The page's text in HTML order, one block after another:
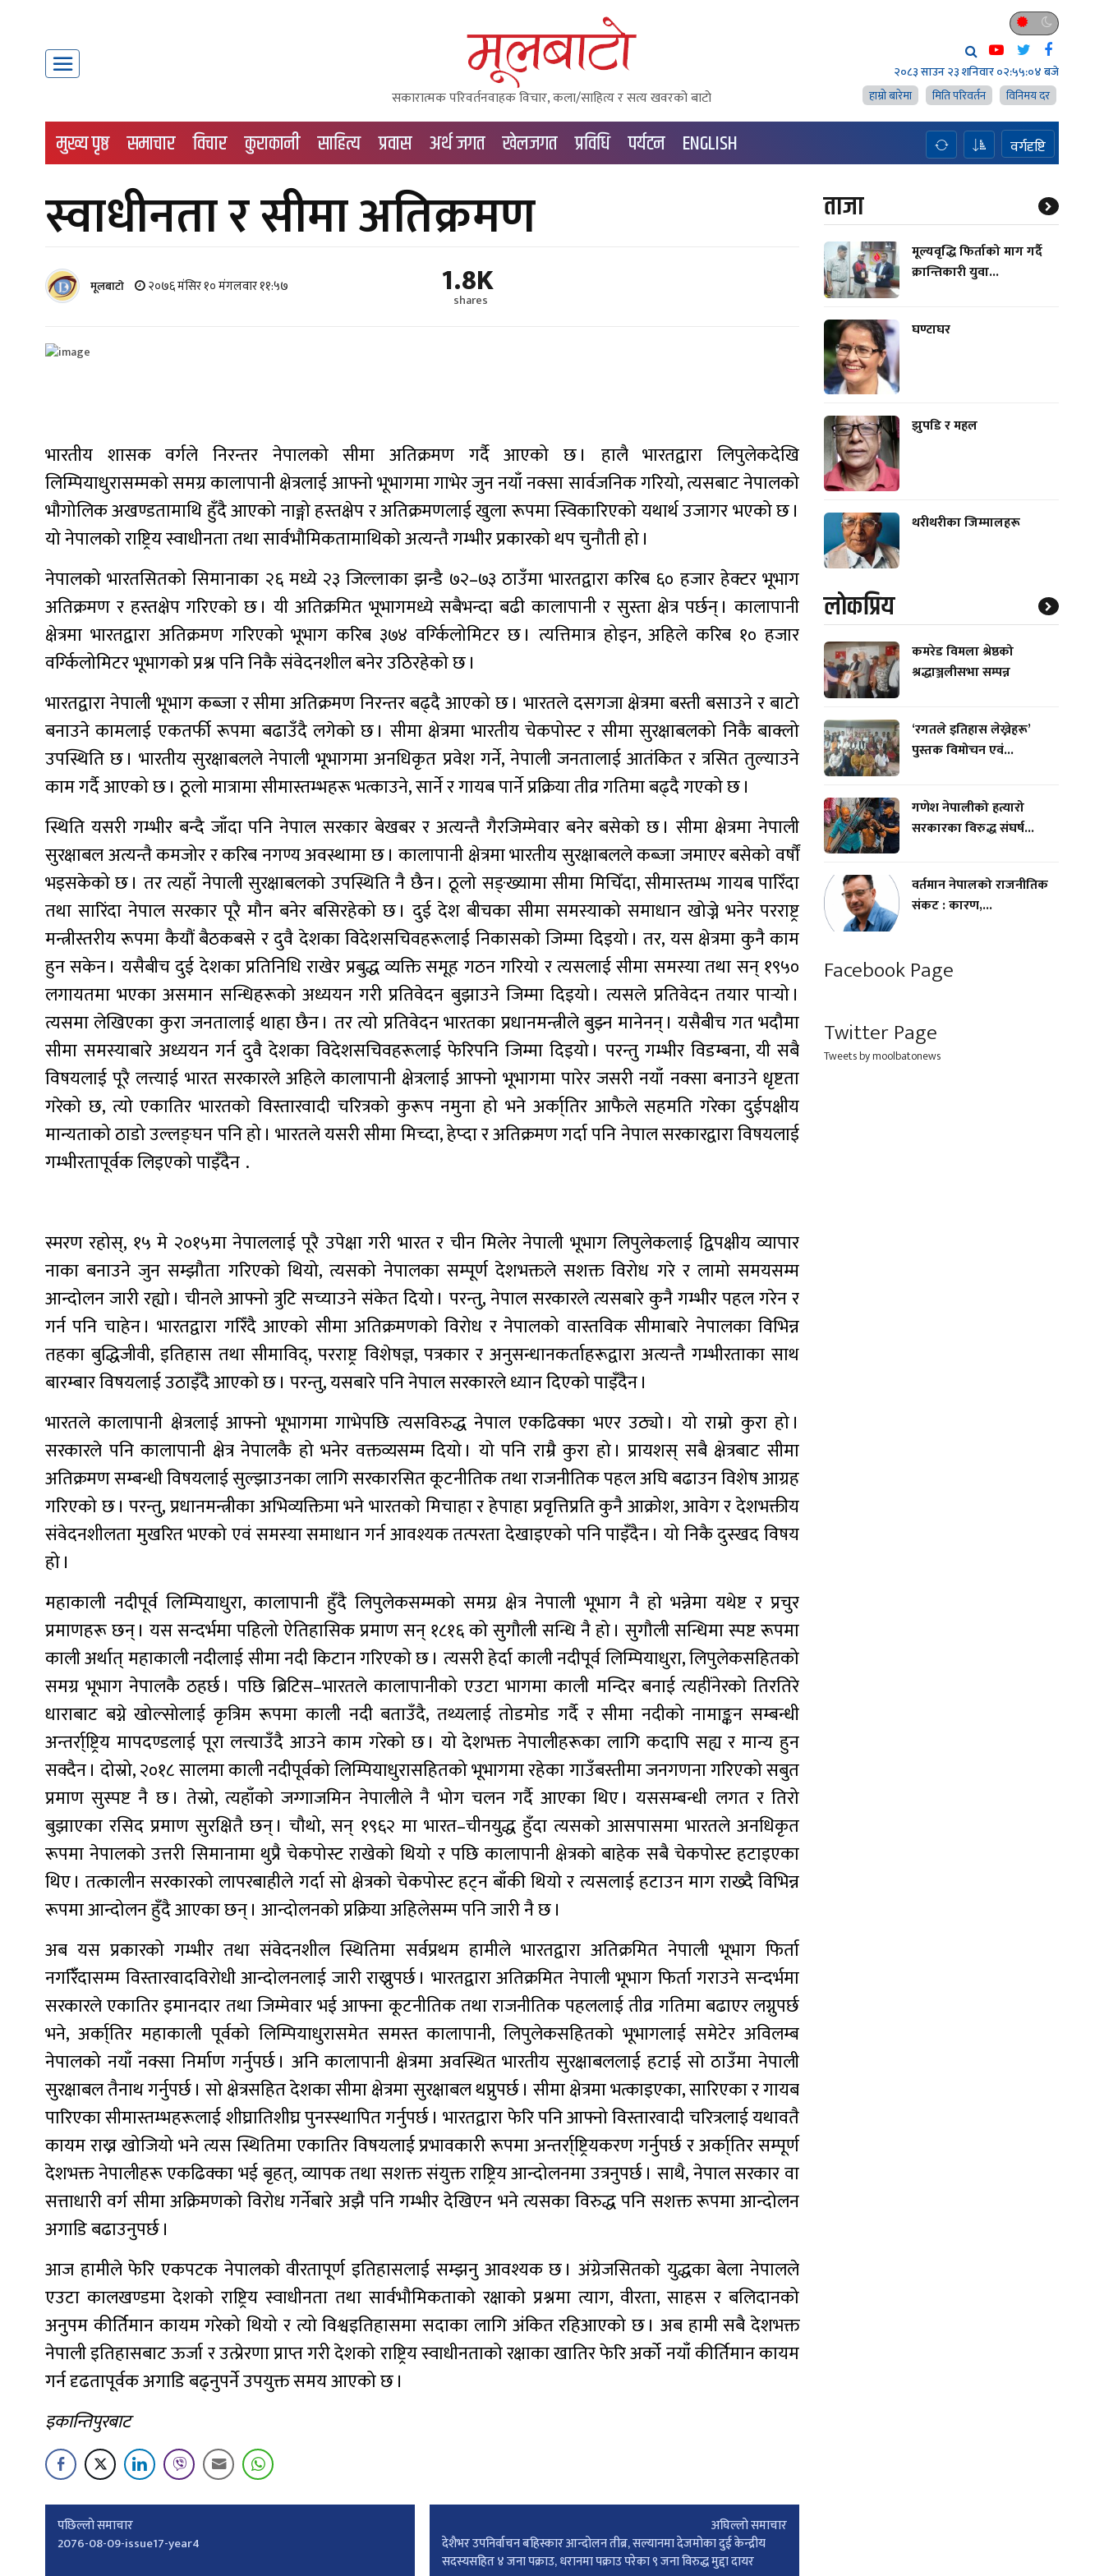
सकारात्मक परिवर्तनवाहक विचार, कला/साहित्य र सत्य खवरको बाटाे
२०८३ साउन २३ शनिवार०२:५५:०५ बजे
हाम्राे बारेमा
मिति परिवर्तन विनिमय दर
मुख्य पृष्ठ समाचार विचार कुराकानी साहित्य प्रवास अर्थ जगत खेलजगत प्रविधि पर्यटन ENGLISH वर्गदृष्टि
स्वाधीनता र सीमा अतिक्रमण
मूलबाटाे २०७६ मंसिर १० मंगलवार ११:५७ 1.8K
shares
भारतीय शासक वर्गले निरन्तर नेपालको सीमा अतिक्रमण गर्दै आएको छ । हालै भारतद्वारा लिपुलेकदेखि
लिम्पियाधुरासम्मको समग्र कालापानी क्षेत्रलाई आफ्नो भूभागमा गाभेर जुन नयाँ नक्सा सार्वजनिक गरियो, त्यसबाट नेपालको
भौगोलिक अखण्डतामाथि हुँदै आएको नाङ्गो हस्तक्षेप र अतिक्रमणलाई खुला रूपमा स्विकारिएको यथार्थ उजागर भएको छ ।
यो नेपालको राष्ट्रिय स्वाधीनता तथा सार्वभौमिकतामाथिको अत्यन्तै गम्भीर प्रकारको थप चुनौती हो ।
नेपालको भारतसितको सिमानाका २६ मध्ये २३ जिल्लाका झन्डै ७२–७३ ठाउँमा भारतद्वारा करिब ६० हजार हेक्टर भूभाग
अतिक्रमण र हस्तक्षेप गरिएको छ । यी अतिक्रमित भूभागमध्ये सबैभन्दा बढी कालापानी र सुस्ता क्षेत्र पर्छन् । कालापानी
क्षेत्रमा भारतद्वारा अतिक्रमण गरिएको भूभाग करिब ३७४ वर्ग्किलोमिटर छ । त्यत्तिमात्र होइन, अहिले करिब १० हजार
वर्ग्किलोमिटर भूभागको प्रश्न पनि निकै संवेदनशील बनेर उठिरहेको छ ।
भारतद्वारा नेपाली भूभाग कब्जा र सीमा अतिक्रमण निरन्तर बढ्दै आएको छ । भारतले दसगजा क्षेत्रमा बस्ती बसाउने र बाटो
बनाउने कामलाई एकतर्फी रूपमा बढाउँदै लगेको छ । सीमा क्षेत्रमा भारतीय चेकपोस्ट र सीमा सुरक्षाबलको निकै बाक्लो
उपस्थिति छ । भारतीय सुरक्षाबलले नेपाली भूभागमा अनधिकृत प्रवेश गर्ने, नेपाली जनतालाई आतंकित र त्रसित तुल्याउने
काम गर्दै आएको छ । ठूलो मात्रामा सीमास्तम्भहरू भत्काउने, सार्ने र गायब पार्ने प्रक्रिया तीव्र गतिमा बढ्दै गएको छ ।
स्थिति यसरी गम्भीर बन्दै जाँदा पनि नेपाल सरकार बेखबर र अत्यन्तै गैरजिम्मेवार बनेर बसेको छ । सीमा क्षेत्रमा नेपाली
सुरक्षाबल अत्यन्तै कमजोर र करिब नगण्य अवस्थामा छ । कालापानी क्षेत्रमा भारतीय सुरक्षाबलले कब्जा जमाएर बसेको वर्षौं
भइसकेको छ । तर त्यहाँ नेपाली सुरक्षाबलको उपस्थिति नै छैन । ठूलो सङ्ख्यामा सीमा मिचिँदा, सीमास्तम्भ गायब पारिँदा
तथा सारिंदा नेपाल सरकार पूरै मौन बनेर बसिरहेको छ । दुई देश बीचका सीमा समस्याको समाधान खोज्ने भनेर परराष्ट्र
मन्त्रीस्तरीय रूपमा कैयौं बैठकबसे र दुवै देशका विदेशसचिवहरूलाई निकासको जिम्मा दिइयो । तर, यस क्षेत्रमा कुनै काम
हुन सकेन । यसैबीच दुई देशका प्रतिनिधि राखेर प्रबुद्ध व्यक्ति समूह गठन गरियो र त्यसलाई सीमा समस्या तथा सन् १९५०
लगायतमा भएका असमान सन्धिहरूको अध्ययन गरी प्रतिवेदन बुझाउने जिम्मा दिइयो । त्यसले प्रतिवेदन तयार पार्‍यो ।
त्यसमा लेखिएका कुरा जनतालाई थाहा छैन । तर त्यो प्रतिवेदन भारतका प्रधानमन्त्रीले बुझ्न मानेनन् । यसैबीच गत भदौमा
सीमा समस्याबारे अध्ययन गर्न दुवै देशका विदेशसचिवहरूलाई फेरिपनि जिम्मा दिइयो । परन्तु गम्भीर विडम्बना, यी सबै
विषयलाई पूरै लत्त्याई भारत सरकारले अहिले कालापानी क्षेत्रलाई आफ्नो भूभागमा पारेर जसरी नयाँ नक्सा बनाउने धृष्टता
गरेको छ, त्यो एकातिर भारतको विस्तारवादी चरित्रको कुरूप नमुना हो भने अर्का्तिर आफैले सहमति गरेका दुईपक्षीय
मान्यताको ठाडो उल्लङ्घन पनि हो । भारतले यसरी सीमा मिच्दा, हेप्दा र अतिक्रमण गर्दा पनि नेपाल सरकारद्वारा विषयलाई
गम्भीरतापूर्वक लिइएको पाइँदैन .
स्मरण रहोस्, १५ मे २०१५मा नेपाललाई पूरै उपेक्षा गरी भारत र चीन मिलेर नेपाली भूभाग लिपुलेकलाई द्विपक्षीय व्यापार
नाका बनाउने जुन सम्झौता गरिएको थियो, त्यसको नेपालका सम्पूर्ण देशभक्तले सशक्त विरोध गरे र लामो समयसम्म
आन्दोलन जारी रह्यो । चीनले आफ्नो त्रुटि सच्याउने संकेत दियो । परन्तु, नेपाल सरकारले त्यसबारे कुनै गम्भीर पहल गरेन र
गर्न पनि चाहेन । भारतद्वारा गरिँंदै आएको सीमा अतिक्रमणको विरोध र नेपालको वास्तविक सीमाबारे नेपालका विभिन्न
तहका बुद्धिजीवी, इतिहास तथा सीमाविद्, परराष्ट्र विशेषज्ञ, पत्रकार र अनुसन्धानकर्ताहरूद्वारा अत्यन्तै गम्भीरताका साथ
बारम्बार विषयलाई उठाइँदै आएको छ । परन्तु, यसबारे पनि नेपाल सरकारले ध्यान दिएको पाइँदैन ।
भारतले कालापानी क्षेत्रलाई आफ्नो भूभागमा गाभेपछि त्यसविरुद्ध नेपाल एकढिक्का भएर उठ्यो । यो राम्रो कुरा हो ।
सरकारले पनि कालापानी क्षेत्र नेपालकै हो भनेर वक्तव्यसम्म दियो । यो पनि राम्रै कुरा हो । प्रायशस् सबै क्षेत्रबाट सीमा
अतिक्रमण सम्बन्धी विषयलाई सुल्झाउनका लागि सरकारसित कूटनीतिक तथा राजनीतिक पहल अघि बढाउन विशेष आग्रह
गरिएको छ । परन्तु, प्रधानमन्त्रीका अभिव्यक्तिमा भने भारतको मिचाहा र हेपाहा प्रवृत्तिप्रति कुनै आक्रोश, आवेग र देशभक्तीय
संवेदनशीलता मुखरित भएको एवं समस्या समाधान गर्न आवश्यक तत्परता देखाइएको पनि पाइँदैन । यो निकै दुस्खद विषय
हो ।
महाकाली नदीपूर्व लिम्पियाधुरा, कालापानी हुँदै लिपुलेकसम्मको समग्र क्षेत्र नेपाली भूभाग नै हो भन्नेमा यथेष्ट र प्रचुर
प्रमाणहरू छन् । यस सन्दर्भमा पहिलो ऐतिहासिक प्रमाण सन् १८१६ को सुगौली सन्धि नै हो । सुगौली सन्धिमा स्पष्ट रूपमा
काली अर्थात् महाकाली नदीलाई सीमा नदी किटान गरिएको छ । त्यसरी हेर्दा काली नदीपूर्व लिम्पियाधुरा, लिपुलेकसहितको
समग्र भूभाग नेपालकै ठहर्छ । पछि ब्रिटिस–भारतले कालापानीको एउटा भागमा काली मन्दिर बनाई त्यहींनेरको तिरतिरे
धाराबाट बग्ने खोल्सोलाई कृत्रिम रूपमा काली नदी बताउँदै, तथ्यलाई तोडमोड गर्दै र सीमा नदीको नामाङ्कन सम्बन्धी
अन्तर्रा्ष्ट्रिय मापदण्डलाई पूरा लत्त्याउँदै आउने काम गरेको छ । यो देशभक्त नेपालीहरूका लागि कदापि सह्य र मान्य हुन
सक्दैन । दोस्रो, २०१८ सालमा काली नदीपूर्वको लिम्पियाधुरासहितको भूभागमा रहेका गाउँबस्तीमा जनगणना गरिएको सबुत
प्रमाण सुस्पष्ट नै छ । तेस्रो, त्यहाँको जग्गाजमिन नेपालीले नै भोग चलन गर्दै आएका थिए । यससम्बन्धी लगत र तिरो
बुझाएका रसिद प्रमाण सुरक्षितै छन् । चौथो, सन् १९६२ मा भारत–चीनयुद्ध हुँदा त्यसको आसपासमा भारतले अनधिकृत
रूपमा नेपालको उत्तरी सिमानामा थुप्रै चेकपोस्ट राखेको थियो र पछि कालापानी क्षेत्रको बाहेक सबै चेकपोस्ट हटाइएका
थिए । तत्कालीन सरकारको लापरबाहीले गर्दा सो क्षेत्रको चेकपोस्ट हट्न बाँकी थियो र त्यसलाई हटाउन माग राख्दै विभिन्न
रूपमा आन्दोलन हुँदै आएका छन् । आन्दोलनको प्रक्रिया अहिलेसम्म पनि जारी नै छ ।
अब यस प्रकारको गम्भीर तथा संवेदनशील स्थितिमा सर्वप्रथम हामीले भारतद्वारा अतिक्रमित नेपाली भूभाग फिर्ता
नगरिंँदासम्म विस्तारवादविरोधी आन्दोलनलाई जारी राख्नुपर्छ । भारतद्वारा अतिक्रमित नेपाली भूभाग फिर्ता गराउने सन्दर्भमा
सरकारले एकातिर इमानदार तथा जिम्मेवार भई आफ्ना कूटनीतिक तथा राजनीतिक पहललाई तीव्र गतिमा बढाएर लग्नुपर्छ
भने, अर्का्तिर महाकाली पूर्वको लिम्पियाधुरासमेत समस्त कालापानी, लिपुलेकसहितको भूभागलाई समेटेर अविलम्ब
नेपालको नयाँ नक्सा निर्माण गर्नुपर्छ । अनि कालापानी क्षेत्रमा अवस्थित भारतीय सुरक्षाबललाई हटाई सो ठाउँमा नेपाली
सुरक्षाबल तैनाथ गर्नुपर्छ । सो क्षेत्रसहित देशका सीमा क्षेत्रमा सुरक्षाबल थप्नुपर्छ । सीमा क्षेत्रमा भत्काइएका, सारिएका र गायब
पारिएका सीमास्तम्भहरूलाई शीघ्रातिशीघ्र पुनस्स्थापित गर्नुपर्छ । भारतद्वारा फेरि पनि आफ्नो विस्तारवादी चरित्रलाई यथावतै
कायम राख्न खोजियो भने त्यस स्थितिमा एकातिर विषयलाई प्रभावकारी रूपमा अन्तर्रा्ष्ट्रियकरण गर्नुपर्छ र अर्का्तिर सम्पूर्ण
देशभक्त नेपालीहरू एकढिक्का भई बृहत्, व्यापक तथा सशक्त संयुक्त राष्ट्रिय आन्दोलनमा उत्रनुपर्छ । साथै, नेपाल सरकार वा
सत्ताधारी वर्ग सीमा अक्रिमणको विरोध गर्नेबारे अझै पनि गम्भीर देखिएन भने त्यसका विरुद्ध पनि सशक्त रूपमा आन्दोलन
अगाडि बढाउनुपर्छ ।
आज हामीले फेरि एकपटक नेपालको वीरतापूर्ण इतिहासलाई सम्झनु आवश्यक छ । अंग्रेजसितको युद्धका बेला नेपालले
एउटा कालखण्डमा देशको राष्ट्रिय स्वाधीनता तथा सार्वभौमिकताको रक्षाको प्रश्नमा त्याग, वीरता, साहस र बलिदानको
अनुपम कीर्तिमान कायम गरेको थियो र त्यो विश्वइतिहासमा सदाका लागि अंकित रहिआएको छ । अब हामी सबै देशभक्त
नेपाली इतिहासबाट ऊर्जा र उत्प्रेरणा प्राप्त गरी देशको राष्ट्रिय स्वाधीनताको रक्षाका खातिर फेरि अर्को नयाँ कीर्तिमान कायम
गर्न दृढतापूर्वक अगाडि बढ्नुपर्ने उपयुक्त समय आएको छ ।
इकान्तिपुरबाट
Post
पछिल्लाे समाचार
2076-08-09-issue17-year4
अघिल्लाे समाचार
देशैभर उपनिर्वाचन बहिस्कार आन्दोलन तीब्र, सल्यानमा देजमोका दुई केन्द्रीय
सदस्यसहित ४ जना पक्राउ, धरानमा पक्राउ परेका ९ जना विरुद्ध मुद्दा दायर
ताजा
मूल्यवृद्धि फिर्ताको माग गर्दै
क्रान्तिकारी युवा...
घण्टाघर
झुपडि र महल
थरीथरीका जिम्मालहरू
लाेकप्रिय
कमरेड विमला श्रेष्ठको
श्रद्धाञ्जलीसभा सम्पन्न
‘रगतले इतिहास लेख्नेहरू’
पुस्तक विमोचन एवं...
गणेश नेपालीको हत्यारो
सरकारका विरुद्ध संघर्ष...
वर्तमान नेपालको राजनीतिक
संकट : कारण,...
Facebook Page
Twitter Page
Tweets by moolbatonews